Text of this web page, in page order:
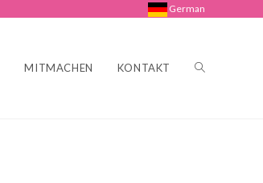
German
MITMACHEN KONTAKT